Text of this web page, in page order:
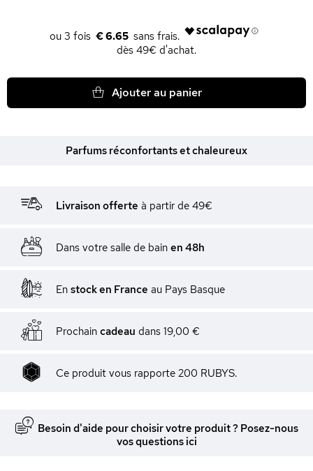
€ 6.65
dès 49€ d'achat.
Ajouter au panier
Parfums réconfortants et chaleureux
Livraison offerte à partir de 49€
Dans votre salle de bain en 48h
En stock en France au Pays Basque
Prochain cadeau dans 19,00 €
Ce produit vous rapporte 200 RUBYS.
Besoin d'aide pour choisir votre produit ? Posez-nous
vos questions ici